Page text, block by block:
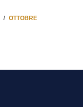
OTTOBRE